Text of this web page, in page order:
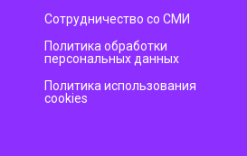
Сотрудничество со СМИ
Политика обработки
персональных данных
Политика использования
cookies